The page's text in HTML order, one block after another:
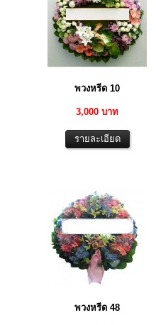
พวงหรีด 10
3,000 บาท
พวงหรีด 48